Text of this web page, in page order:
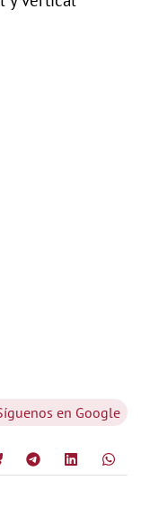
en Google